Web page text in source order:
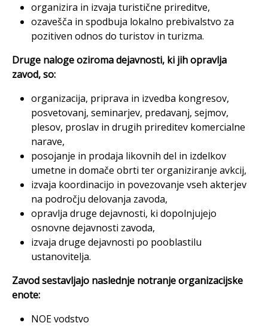
organizira in izvaja turistične prireditve,
ozavešča in spodbuja lokalno prebivalstvo za
pozitiven odnos do turistov in turizma.
Druge naloge oziroma dejavnosti, ki jih opravlja
zavod, so:
organizacija, priprava in izvedba kongresov,
posvetovanj, seminarjev, predavanj, sejmov,
plesov, proslav in drugih prireditev komercialne
narave,
posojanje in prodaja likovnih del in izdelkov
umetne in domače obrti ter organiziranje avkcij,
izvaja koordinacijo in povezovanje vseh akterjev
na področju delovanja zavoda,
opravlja druge dejavnosti, ki dopolnjujejo
osnovne dejavnosti zavoda,
izvaja druge dejavnosti po pooblastilu
ustanovitelja.
Zavod sestavljajo naslednje notranje organizacijske
enote:
NOE vodstvo